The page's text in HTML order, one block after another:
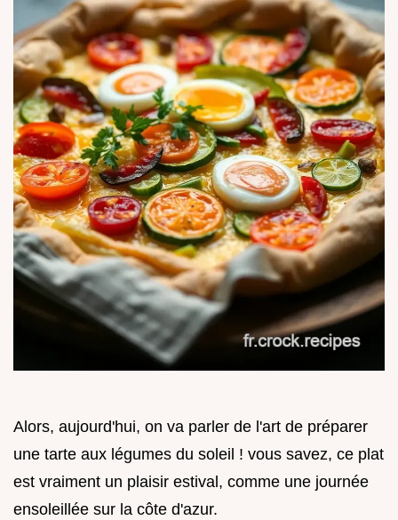
Alors, aujourd'hui, on va parler de l'art de préparer
une tarte aux légumes du soleil ! vous savez, ce plat
est vraiment un plaisir estival, comme une journée
ensoleillée sur la côte d'azur.